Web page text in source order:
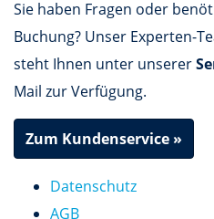
Sie haben Fragen oder
Buchung? Unser Experten-
steht Ihnen unter unserer
Mail zur Verfügung.
Zum Kundenservice »
Datenschutz
AGB